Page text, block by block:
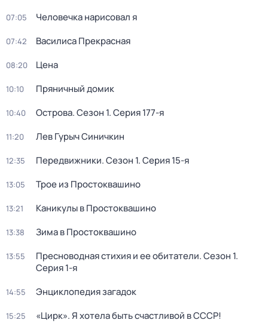
07:05 Человечка нарисовал я
07:42 Василиса Прекрасная
08:20 Цена
10:10 Пряничный домик
10:40 Острова. Сезон 1. Серия 177-я
11:20 Лев Гурыч Синичкин
12:35 Передвижники. Сезон 1. Серия 15-я
13:05 Трое из Простоквашино
13:21 Каникулы в Простоквашино
13:38 Зима в Простоквашино
13:55 Пресноводная стихия и ее обитатели. Сезон 1.
Серия 1-я
14:55 Энциклопедия загадок
15:25 «Цирк». Я хотела быть счастливой в СССР!